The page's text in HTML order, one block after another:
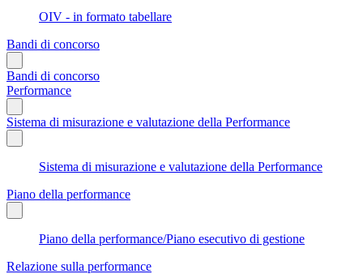
OIV - in formato tabellare
Bandi di concorso
Bandi di concorso
Performance
Sistema di misurazione e valutazione della Performance
Sistema di misurazione e valutazione della Performance
Piano della performance
Piano della performance/Piano esecutivo di gestione
Relazione sulla performance